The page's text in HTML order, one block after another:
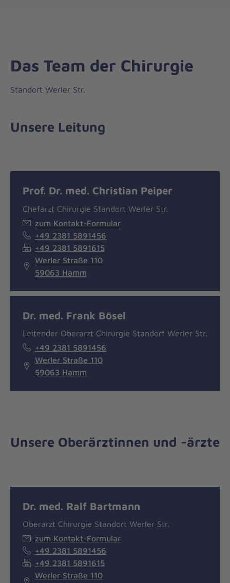
Das Team der Chirurgie
Standort Werler Str.
Unsere Leitung
Prof. Dr. med. Christian Peiper
Chefarzt Chirurgie Standort Werler Str.
zum Kontakt-Formular
+49 2381 5891456
+49 2381 5891615
Werler Straße 110
59063 Hamm
Dr. med. Frank Bösel
Leitender Oberarzt Chirurgie Standort Werler Str.
+49 2381 5891456
Werler Straße 110
59063 Hamm
Unsere Oberärztinnen und -ärzte
Dr. med. Ralf Bartmann
Oberarzt Chirurgie Standort Werler Str.
zum Kontakt-Formular
+49 2381 5891456
+49 2381 5891615
Werler Straße 110